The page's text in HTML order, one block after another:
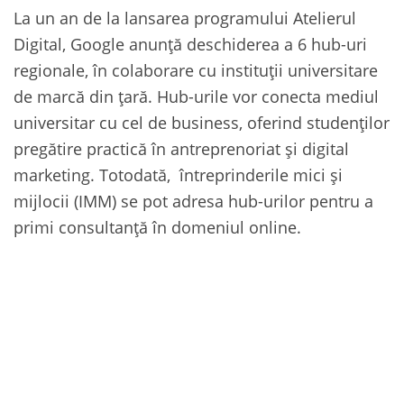
La un an de la lansarea programului Atelierul
Digital, Google anunță deschiderea a 6 hub-uri
regionale, în colaborare cu instituții universitare
de marcă din țară. Hub-urile vor conecta mediul
universitar cu cel de business, oferind studenților
pregătire practică în antreprenoriat și digital
marketing. Totodată, întreprinderile mici și
mijlocii (IMM) se pot adresa hub-urilor pentru a
primi consultanță în domeniul online.